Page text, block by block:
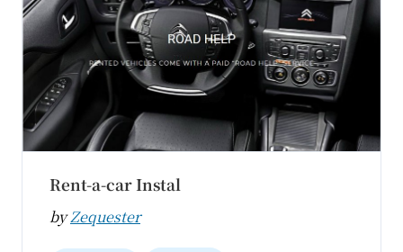
Rent-a-car Instal
byZequester